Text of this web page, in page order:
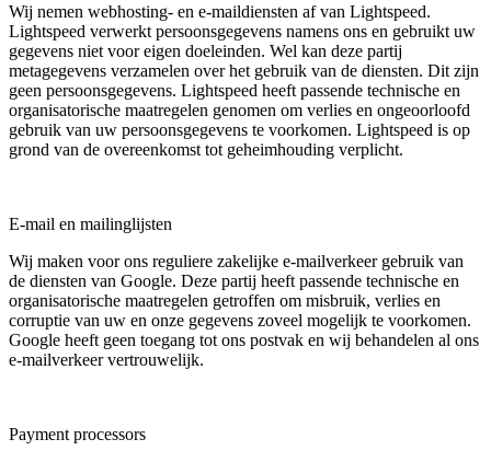
Wij nemen webhosting- en e-maildiensten af van Lightspeed.
Lightspeed verwerkt persoonsgegevens namens ons en gebruikt uw
gegevens niet voor eigen doeleinden. Wel kan deze partij
metagegevens verzamelen over het gebruik van de diensten. Dit zijn
geen persoonsgegevens. Lightspeed heeft passende technische en
organisatorische maatregelen genomen om verlies en ongeoorloofd
gebruik van uw persoonsgegevens te voorkomen. Lightspeed is op
grond van de overeenkomst tot geheimhouding verplicht.
E-mail en mailinglijsten
Wij maken voor ons reguliere zakelijke e-mailverkeer gebruik van
de diensten van Google. Deze partij heeft passende technische en
organisatorische maatregelen getroffen om misbruik, verlies en
corruptie van uw en onze gegevens zoveel mogelijk te voorkomen.
Google heeft geen toegang tot ons postvak en wij behandelen al ons
e-mailverkeer vertrouwelijk.
Payment processors